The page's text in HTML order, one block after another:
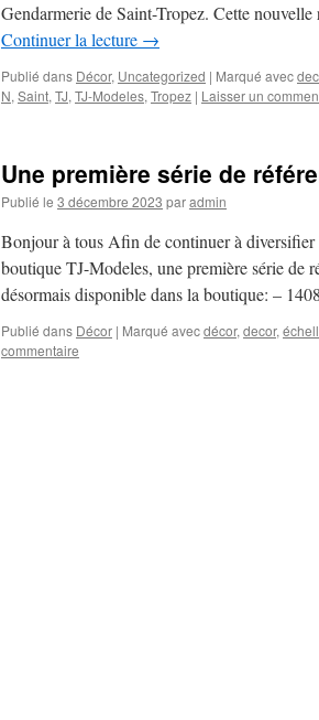
Gendarmerie de Saint-Tropez. Cette
Continuer la lecture →
Publié dans Décor, Uncategorized | Marqué avec
N, Saint, TJ, TJ-Modeles, Tropez | Laisser un
Une première série de
Publié le 3 décembre 2023 paradmin
Bonjour à tous Afin de continuer à diversifier
boutique TJ-Modeles, une première série de
désormais disponible dans la boutique: –
Publié dans Décor | Marqué avecdécor, decor,
commentaire